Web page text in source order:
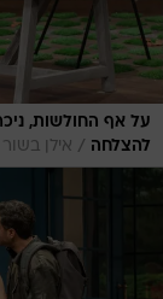
על אף החולשות,
להצלחה / אילן בשור